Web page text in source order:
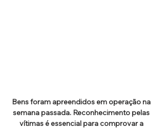
Bens foram apreendidos em operação na
semana passada. Reconhecimento pelas
vítimas é essencial para comprovar a